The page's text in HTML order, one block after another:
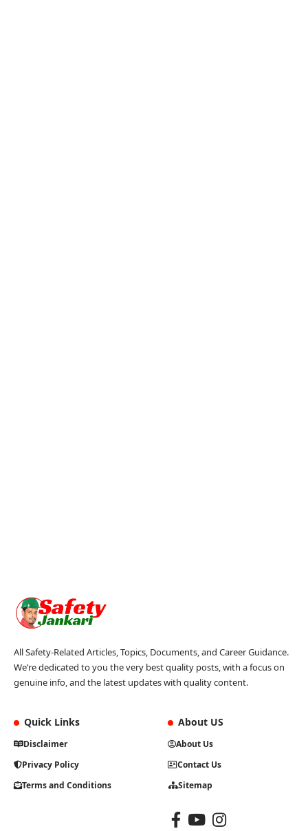
All Safety-Related Articles, Topics, Documents, and Career Guidance.
We’re dedicated to you the very best quality posts, with a focus on
genuine info, and the latest updates with quality content.
Quick Links
Disclaimer
Privacy Policy
Terms and Conditions
About US
About Us
Contact Us
Sitemap